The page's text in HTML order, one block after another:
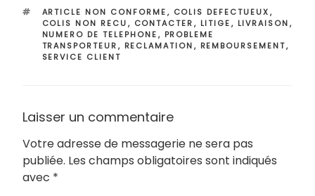
ÉTIQUETTES
ARTICLE NON CONFORME, COLIS DEFECTUEUX,
COLIS NON RECU, CONTACTER, LITIGE, LIVRAISON,
NUMERO DE TELEPHONE, PROBLEME
TRANSPORTEUR, RECLAMATION, REMBOURSEMENT,
SERVICE CLIENT
Laisser un commentaire
Votre adresse de messagerie ne sera pas
publiée. Les champs obligatoires sont indiqués
avec *